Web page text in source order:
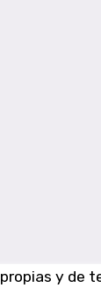
y de